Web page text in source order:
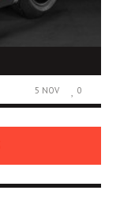
5 NOV 0